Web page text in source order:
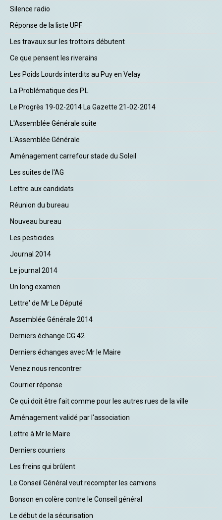
Silence radio
Réponse de la liste UPF
Les travaux sur les trottoirs débutent
Ce que pensent les riverains
Les Poids Lourds interdits au Puy en Velay
La Problématique des P.L.
Le Progrès 19-02-2014 La Gazette 21-02-2014
L'Assemblée Générale suite
L'Assemblée Générale
Aménagement carrefour stade du Soleil
Les suites de l'AG
Lettre aux candidats
Réunion du bureau
Nouveau bureau
Les pesticides
Journal 2014
Le journal 2014
Un long examen
Lettre' de Mr Le Député
Assemblée Générale 2014
Derniers échange CG 42
Derniers échanges avec Mr le Maire
Venez nous rencontrer
Courrier réponse
Ce qui doit être fait comme pour les autres rues de la ville
Aménagement validé par l'association
Lettre à Mr le Maire
Derniers courriers
Les freins qui brûlent
Le Conseil Général veut recompter les camions
Bonson en colère contre le Conseil général
Le début de la sécurisation